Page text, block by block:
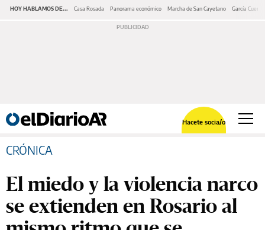
HOY HABLAMOS DE... Casa Rosada Panorama económico Marcha de San Cayetano García Cuerva
Hacete socia/o
CRÓNICA
El miedo y la violencia narco
se extienden en Rosario al